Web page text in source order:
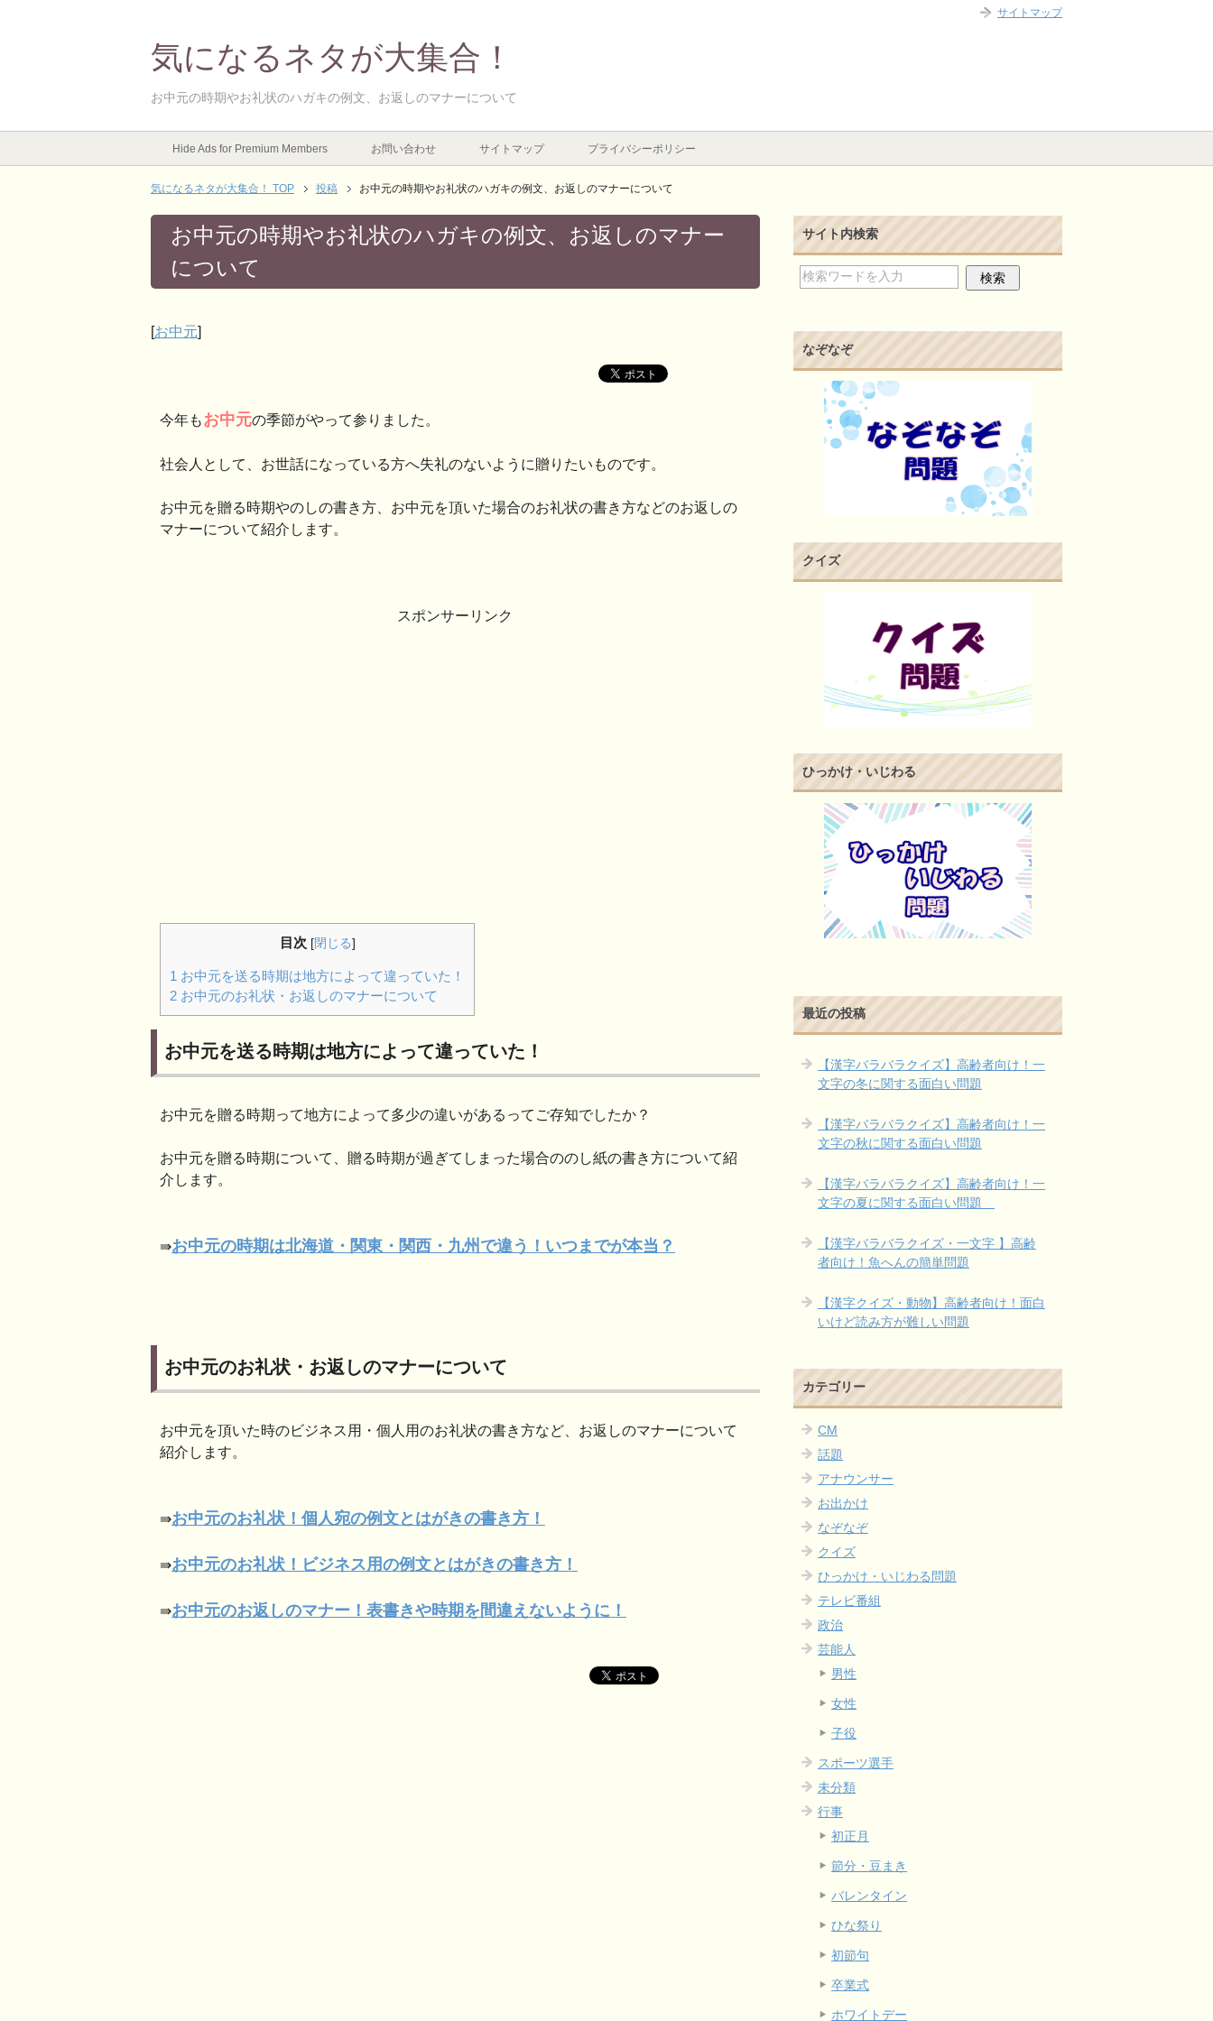
気になるネタが大集合！
お中元の時期やお礼状のハガキの例文、お返しのマナーについて
Hide Ads for Premium Members お問い合わせ サイトマップ プライバシーポリシー
気になるネタが大集合！ TOP 投稿 お中元の時期やお礼状のハガキの例文、お返しのマナーについて
お中元の時期やお礼状のハガキの例文、お返しのマナー
について
[お中元]
今年もお中元の季節がやって参りました。
社会人として、お世話になっている方へ失礼のないように贈りたいものです。
お中元を贈る時期やのしの書き方、お中元を頂いた場合のお礼状の書き方などのお返しの
マナーについて紹介します。
スポンサーリンク
目次 [閉じる]
1 お中元を送る時期は地方によって違っていた！
2 お中元のお礼状・お返しのマナーについて
お中元を送る時期は地方によって違っていた！
お中元を贈る時期って地方によって多少の違いがあるってご存知でしたか？
お中元を贈る時期について、贈る時期が過ぎてしまった場合ののし紙の書き方について紹
介します。
⇛お中元の時期は北海道・関東・関西・九州で違う！いつまでが本当？
お中元のお礼状・お返しのマナーについて
お中元を頂いた時のビジネス用・個人用のお礼状の書き方など、お返しのマナーについて
紹介します。
⇛お中元のお礼状！個人宛の例文とはがきの書き方！
⇛お中元のお礼状！ビジネス用の例文とはがきの書き方！
⇛お中元のお返しのマナー！表書きや時期を間違えないように！
サイト内検索
なぞなぞ
クイズ
ひっかけ・いじわる
最近の投稿
【漢字バラバラクイズ】高齢者向け！一
文字の冬に関する面白い問題
【漢字バラバラクイズ】高齢者向け！一
文字の秋に関する面白い問題
【漢字バラバラクイズ】高齢者向け！一
文字の夏に関する面白い問題
【漢字バラバラクイズ・一文字 】高齢
者向け！魚へんの簡単問題
【漢字クイズ・動物】高齢者向け！面白
いけど読み方が難しい問題
カテゴリー
CM
話題
アナウンサー
お出かけ
なぞなぞ
クイズ
ひっかけ・いじわる問題
テレビ番組
政治
芸能人
男性
女性
子役
スポーツ選手
未分類
行事
初正月
節分・豆まき
バレンタイン
ひな祭り
初節句
卒業式
ホワイトデー
サイトマップ